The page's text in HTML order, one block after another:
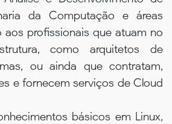
da Computação e áreas
aos profissionais que atuam no
como arquitetos de
ou ainda que contratam,
e fornecem serviços de Cloud
básicos em Linux,